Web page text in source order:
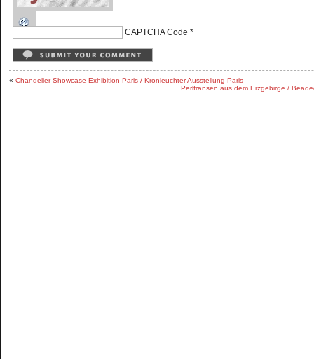
CAPTCHA Code *
« Chandelier Showcase Exhibition Paris / Kronleuchter Ausstellung Paris
Perlfransen aus dem Erzgebirge /